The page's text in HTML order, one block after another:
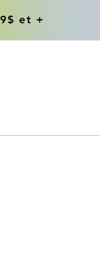
99$ et +
et +